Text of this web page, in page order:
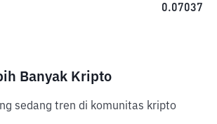
0.07037
Banyak Kripto
sedang tren di komunitas kripto